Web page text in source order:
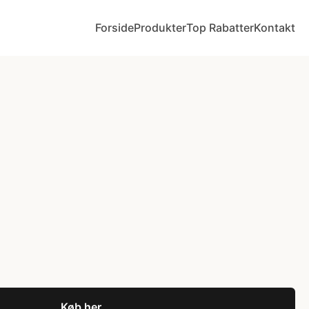
ForsideProdukterTop RabatterKontakt